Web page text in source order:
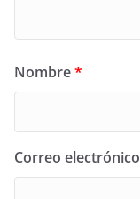
Nombre*
Correo electrónico